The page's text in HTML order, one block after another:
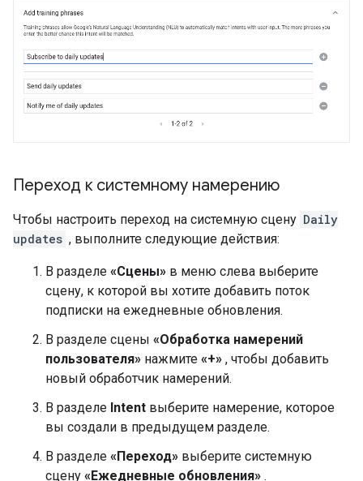
Переход к системному намерению
Чтобы настроить переход на системную сцену Daily
updates , выполните следующие действия:
В разделе «Сцены» в меню слева выберите
сцену, к которой вы хотите добавить поток
подписки на ежедневные обновления.
В разделе сцены «Обработка намерений
пользователя» нажмите «+» , чтобы добавить
новый обработчик намерений.
В разделе Intent выберите намерение, которое
вы создали в предыдущем разделе.
В разделе «Переход» выберите системную
сцену «Ежедневные обновления» .